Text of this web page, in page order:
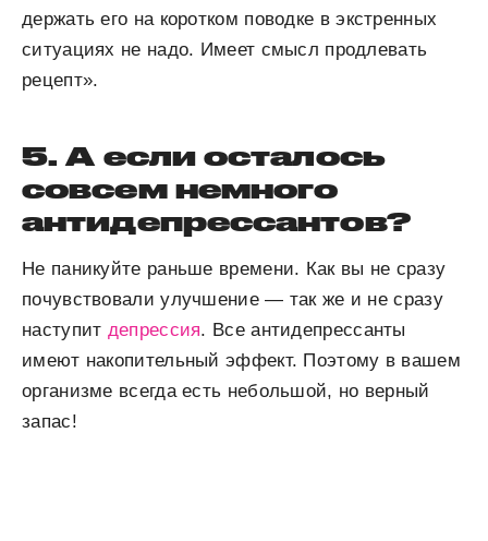
держать его на коротком поводке в экстренных
ситуациях не надо. Имеет смысл продлевать
рецепт».
5. А если осталось
совсем немного
антидепрессантов?
Не паникуйте раньше времени. Как вы не сразу
почувствовали улучшение — так же и не сразу
наступит депрессия. Все антидепрессанты
имеют накопительный эффект. Поэтому в вашем
организме всегда есть небольшой, но верный
запас!